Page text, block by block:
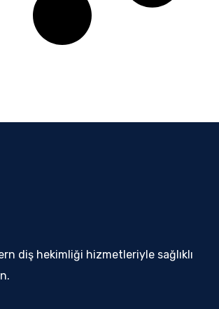
diş hekimliği hizmetleriyle sağlıklı